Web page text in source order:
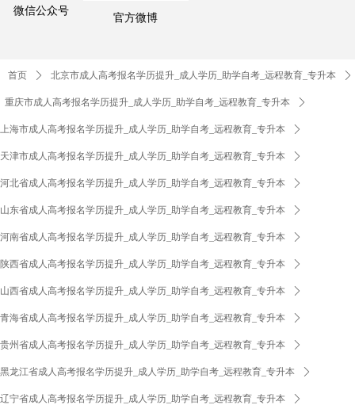
官方微博
微信公众号
首页 ꄲ 北京市成人高考报名学历提升_成人学历_助学自考_远程教育_专升本 ꄲ
重庆市成人高考报名学历提升_成人学历_助学自考_远程教育_专升本 ꄲ
上海市成人高考报名学历提升_成人学历_助学自考_远程教育_专升本 ꄲ
天津市成人高考报名学历提升_成人学历_助学自考_远程教育_专升本 ꄲ
河北省成人高考报名学历提升_成人学历_助学自考_远程教育_专升本 ꄲ
山东省成人高考报名学历提升_成人学历_助学自考_远程教育_专升本 ꄲ
河南省成人高考报名学历提升_成人学历_助学自考_远程教育_专升本 ꄲ
陕西省成人高考报名学历提升_成人学历_助学自考_远程教育_专升本 ꄲ
山西省成人高考报名学历提升_成人学历_助学自考_远程教育_专升本 ꄲ
青海省成人高考报名学历提升_成人学历_助学自考_远程教育_专升本 ꄲ
贵州省成人高考报名学历提升_成人学历_助学自考_远程教育_专升本 ꄲ
黑龙江省成人高考报名学历提升_成人学历_助学自考_远程教育_专升本 ꄲ
辽宁省成人高考报名学历提升_成人学历_助学自考_远程教育_专升本 ꄲ